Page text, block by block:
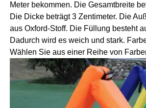
Meter bekommen. Die Gesamtbreite
Die Dicke beträgt 3 Zentimeter. Die
aus Oxford-Stoff. Die Füllung besteht
Dadurch wird es weich und stark.
Wählen Sie aus einer Reihe von